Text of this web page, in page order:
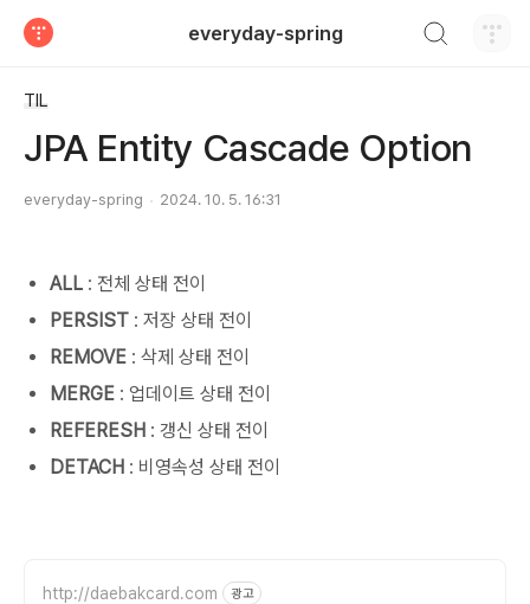
everyday-spring
TIL
JPA Entity Cascade Option
everyday-spring 2024. 10. 5. 16:31
ALL : 전체 상태 전이
PERSIST : 저장 상태 전이
REMOVE : 삭제 상태 전이
MERGE : 업데이트 상태 전이
REFERESH : 갱신 상태 전이
DETACH : 비영속성 상태 전이
http://daebakcard.com 광고